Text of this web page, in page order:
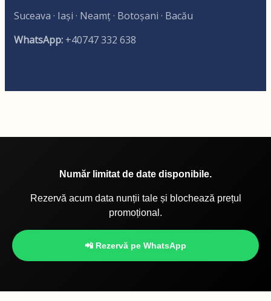
Suceava · Iași · Neamț · Botoșani · Bacău
WhatsApp: +40747 332 638
Număr limitat de date disponibile.
Rezervă acum data nunții tale și blochează prețul
promoțional.
📲 Rezervă pe WhatsApp